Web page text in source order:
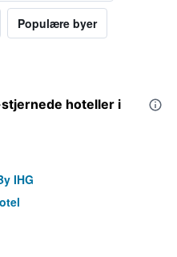
Populære byer
hoteller i
IHG